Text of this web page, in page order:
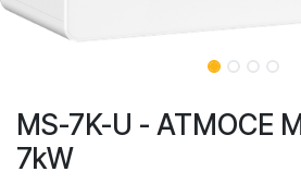
MS-7K-U - ATMOCE
7kW